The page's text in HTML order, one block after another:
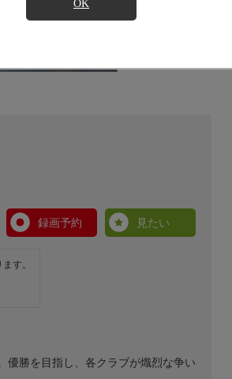
OK
録画予約
見たい
す。
優勝を目指し、各クラブが熾烈な争い